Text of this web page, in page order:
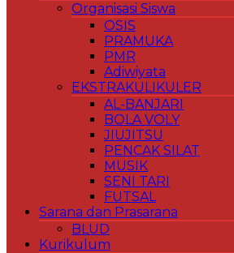
Organisasi Siswa
OSIS
PRAMUKA
PMR
Adiwiyata
EKSTRAKULIKULER
AL-BANJARI
BOLA VOLY
JIUJITSU
PENCAK SILAT
MUSIK
SENI TARI
FUTSAL
Sarana dan Prasarana
BLUD
Kurikulum